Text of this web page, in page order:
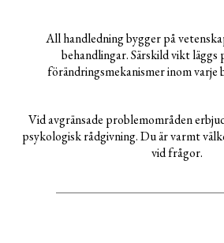
All handledning bygger på
behandlingar. Särskild vikt läggs
förändringsmekanismer inom varje
Vid avgränsade problemområden
psykologisk rådgivning. Du är varmt
vid frågor.